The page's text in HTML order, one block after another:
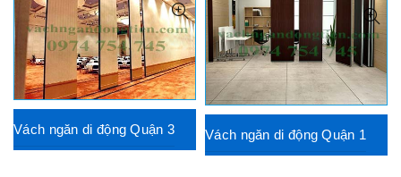
Vách ngăn di động Quận 3 Vách ngăn di động Quận 1